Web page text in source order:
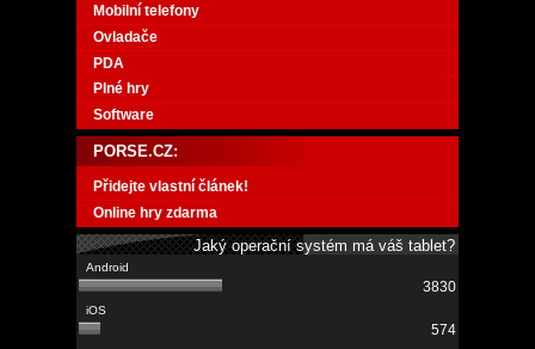
Mobilní telefony
Ovladače
PDA
Plné hry
Software
PORSE.CZ:
Přidejte vlastní článek!
Online hry zdarma
Jaký operační systém má váš tablet?
3830
574